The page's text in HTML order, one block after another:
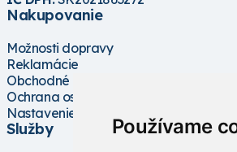
Používame
Nakupovanie
Možnosti dopravy
Reklamácie
Obchodné podmienky
Ochrana osobných údajov
Nastavenie cookies
Služby